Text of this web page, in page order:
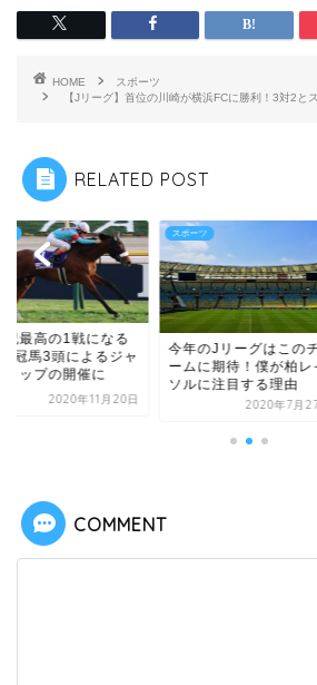
HOME
スポーツ
【Jリーグ】首位の川崎が横浜FCに勝利！3対2と
RELATED POST
紀最高の1戦になる
3冠馬3頭によるジャ
カップの開催に
2020年11月20日
スポーツ
今年のJリーグはこの
ームに期待！僕が柏レ
ソルに注目する理由
2020年7月
COMMENT